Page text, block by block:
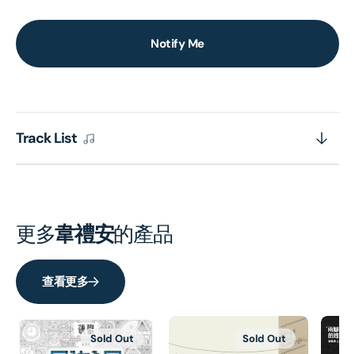
Notify Me
Track List
更多韋禮安的產品
查看更多
Sold Out Sold Out